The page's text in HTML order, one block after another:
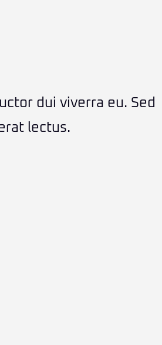
dui viverra eu. Sed
lectus.